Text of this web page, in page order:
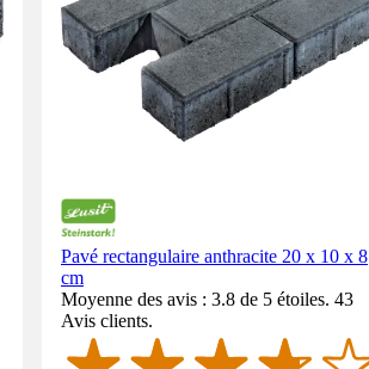
Pavé rectangulaire anthracite 20 x 10 x 8
cm
Moyenne des avis : 3.8 de 5 étoiles. 43
Avis clients.